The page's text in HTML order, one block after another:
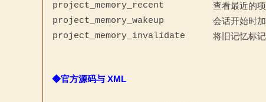
project_memory_recent
查看最近的
project_memory_wakeup
会话开始时
project_memory_invalidate
将旧记忆标
◆官方源码与 XML